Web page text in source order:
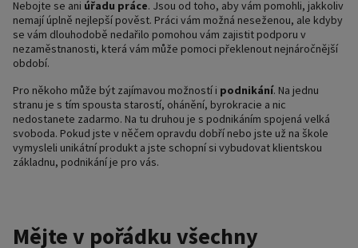
Nebojte se ani úřadu práce. Jsou od toho, aby vám pomohli, jakkoliv
nemají úplně nejlepší pověst. Práci vám možná neseženou, ale kdyby
se vám dlouhodobě nedařilo pomohou vám zajistit podporu v
nezaměstnanosti, která vám může pomoci překlenout nejnáročnější
období.
Pro někoho může být zajímavou možností i podnikání. Na jednu
stranu je s tím spousta starostí, ohánění, byrokracie a nic
nedostanete zadarmo. Na tu druhou je s podnikáním spojená velká
svoboda. Pokud jste v něčem opravdu dobří nebo jste už na škole
vymysleli unikátní produkt a jste schopní si vybudovat klientskou
základnu, podnikání je pro vás.
Mějte v pořádku všechny